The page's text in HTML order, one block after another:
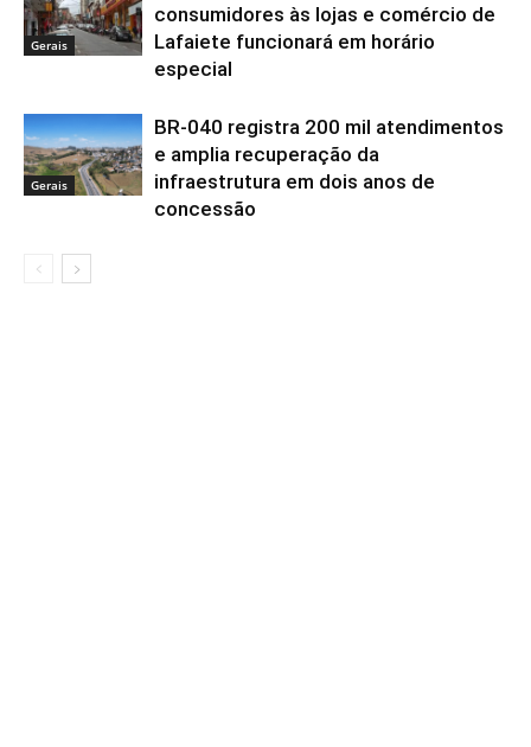
Gerais
consumidores às lojas e comércio de
Lafaiete funcionará em horário
especial
Gerais
BR-040 registra 200 mil atendimentos
e amplia recuperação da
infraestrutura em dois anos de
concessão